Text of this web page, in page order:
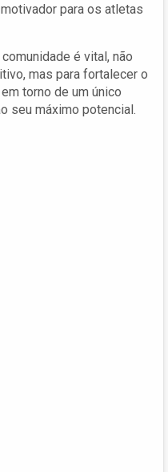
para os atletas
é vital, não
mas para fortalecer o
torno de um único
seu máximo potencial.